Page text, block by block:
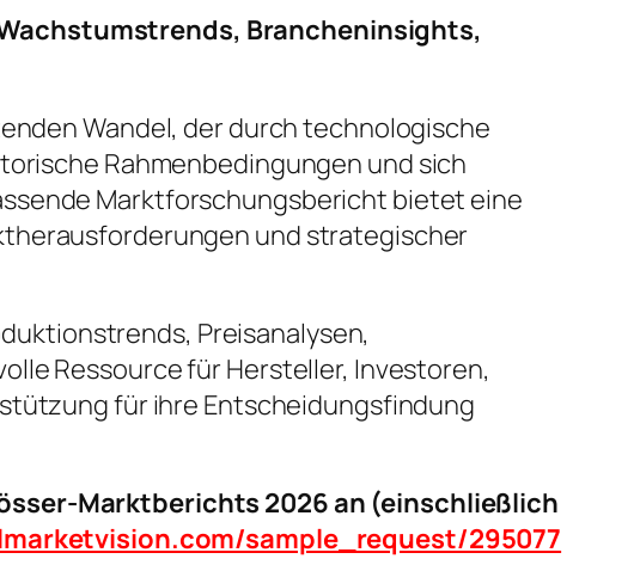
Brancheninsights,
Wandel, der durch technologische
Rahmenbedingungen und sich
Marktforschungsbericht bietet eine
und strategischer
Preisanalysen,
Ressource für Hersteller, Investoren,
für ihre Entscheidungsfindung
Marktberichts 2026 an (einschließlich
sample_request/295077